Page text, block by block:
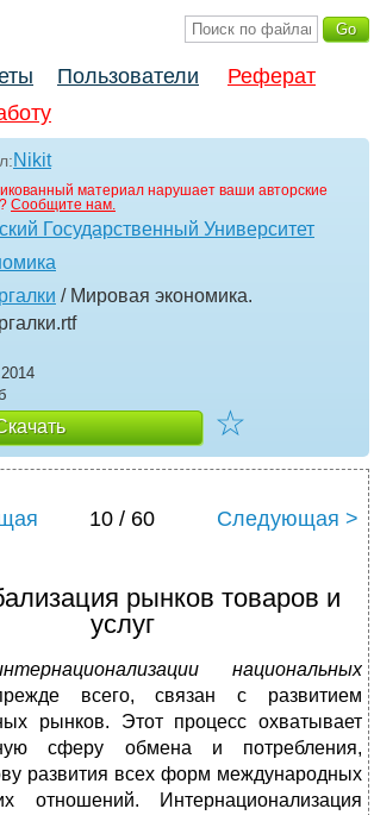
Пользователи
Реферат
Nikit
материал нарушает ваши авторские
Сообщите нам.
Государственный Университет
/ Мировая экономика.
.rtf
☆
10 / 60 Следующая >
рынков товаров и
услуг
национальных
всего, связан с развитием
рынков. Этот процесс охватывает
сферу обмена и потребления,
развития всех форм международных
отношений. Интернационализация